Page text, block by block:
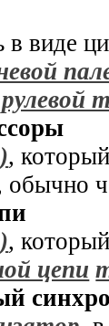
в виде
рулевой
,
обычно
,
цепи